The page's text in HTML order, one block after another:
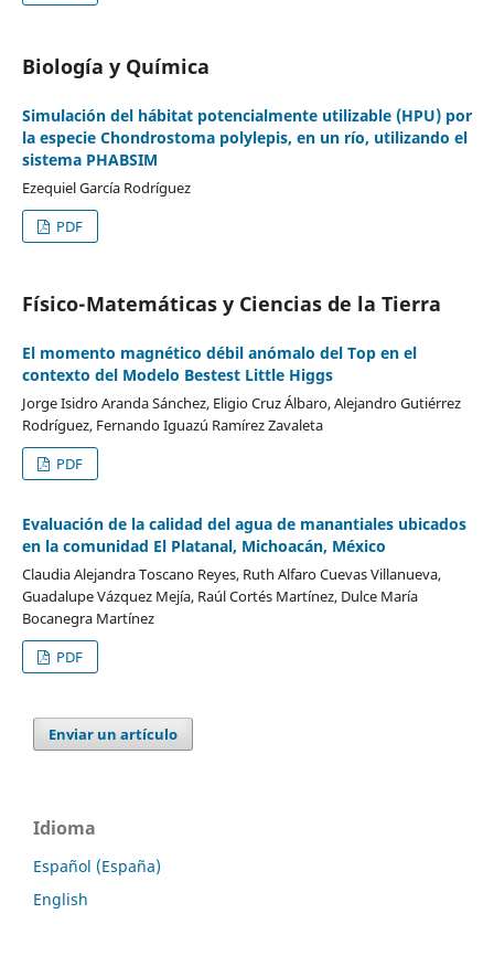
Biología y Química
Simulación del hábitat potencialmente utilizable (HPU) por
la especie Chondrostoma polylepis, en un río, utilizando el
sistema PHABSIM
Ezequiel García Rodríguez
PDF
Físico-Matemáticas y Ciencias de la Tierra
El momento magnético débil anómalo del Top en el
contexto del Modelo Bestest Little Higgs
Jorge Isidro Aranda Sánchez, Eligio Cruz Álbaro, Alejandro Gutiérrez
Rodríguez, Fernando Iguazú Ramírez Zavaleta
PDF
Evaluación de la calidad del agua de manantiales ubicados
en la comunidad El Platanal, Michoacán, México
Claudia Alejandra Toscano Reyes, Ruth Alfaro Cuevas Villanueva,
Guadalupe Vázquez Mejía, Raúl Cortés Martínez, Dulce María
Bocanegra Martínez
PDF
Enviar un artículo
Idioma
Español (España)
English